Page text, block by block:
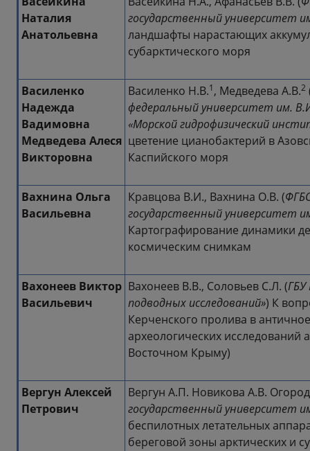
Наталия
Анатольевна
государственный университет
ландшафты нарастающих
субарктического моря
Василенко
Надежда
Вадимовна
Медведева Алеся
Викторовна
Василенко Н.В.1 , Медведева А.В.2
федеральный университет им.
«Морской гидрофизический
цветение цианобактерий в
Каспийского моря
Вахнина Ольга
Васильевна
Кравцова В.И., Вахнина О.В. (
государственный университет
Картографирование динамики
космическим снимкам
Вахонеев Виктор
Васильевич
Вахонеев В.В., Соловьев С.Л. (ГБУ
подводных исследований») К
Керченского пролива в
археологических исследований
Восточном Крыму)
Вергун Алексей
Петрович
Вергун А.П. Новикова А.В.
государственный университет
беспилотных летательных
береговой зоны арктических и